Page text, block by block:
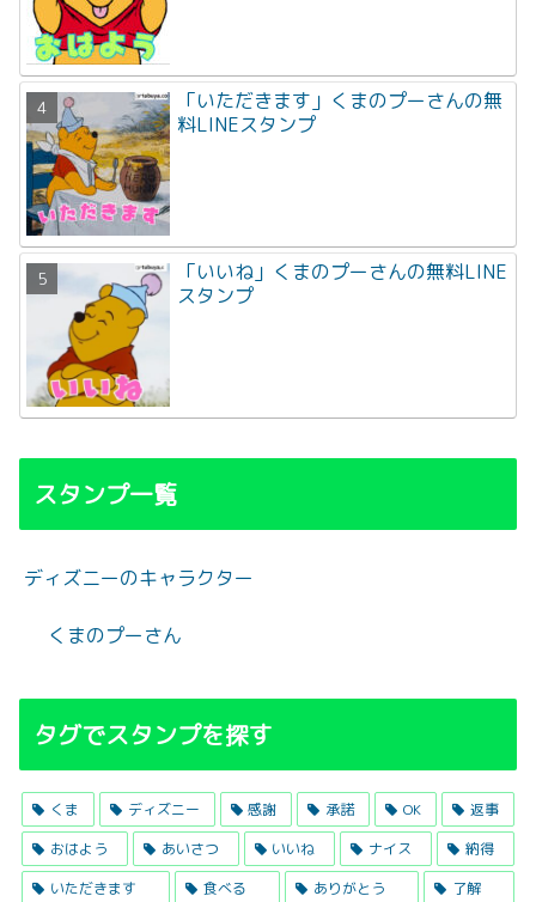
「いただきます」くまのプーさんの無
料LINEスタンプ
「いいね」くまのプーさんの無料LINE
スタンプ
スタンプ一覧
ディズニーのキャラクター
くまのプーさん
タグでスタンプを探す
くま ディズニー 感謝 承諾 OK
返事
おはよう
あいさつ いいね ナイス
納得
いただきます
食べる ありがとう 了解